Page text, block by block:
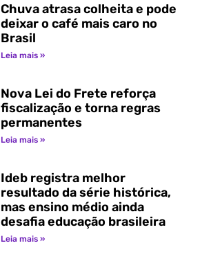
Chuva atrasa colheita e pode
deixar o café mais caro no
Brasil
Leia mais »
Nova Lei do Frete reforça
fiscalização e torna regras
permanentes
Leia mais »
Ideb registra melhor
resultado da série histórica,
mas ensino médio ainda
desafia educação brasileira
Leia mais »